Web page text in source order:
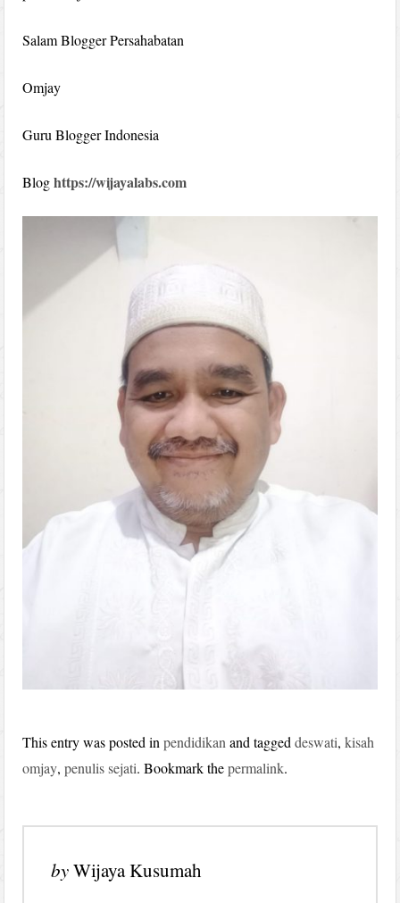
Salam Blogger Persahabatan
Omjay
Guru Blogger Indonesia
Bloghttps://wijayalabs.com
This entry was posted inpendidikan and taggeddeswati,kisah
omjay,penulis sejati. Bookmark thepermalink.
byWijaya Kusumah